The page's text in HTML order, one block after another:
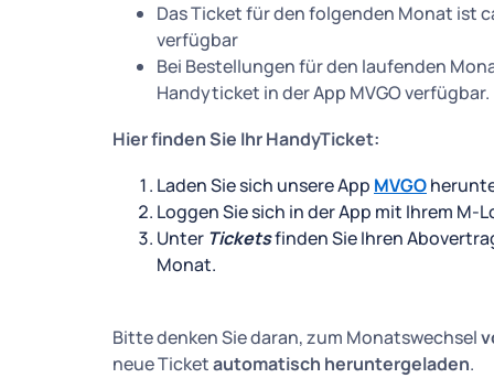
Das Ticket für den folgenden Monat ist
verfügbar
Bei Bestellungen für den laufenden
Handyticket in der App MVGO verfügbar.
Hier finden Sie Ihr HandyTicket:
Laden Sie sich unsere App MVGO
Loggen Sie sich in der App mit Ihrem M-
Unter Ticketsfinden Sie Ihren
Monat.
Bitte denken Sie daran, zum Monatswechsel
neue Ticketautomatisch heruntergeladen.